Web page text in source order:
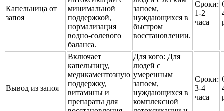
Капельница от
запоя
минимальной
поддержкой,
нормализация
водно-солевого
баланса.
запоем,
нуждающихся в
быстром
восстановлении.
Сроки:
1-2
часа
Вывод из запоя
Включает
капельницу,
медикаментозную
поддержку,
витамины и
препараты для
Для кого: Для
людей с
умеренным
запоем,
нуждающихся в
комплексной
Сроки:
3-4
часа